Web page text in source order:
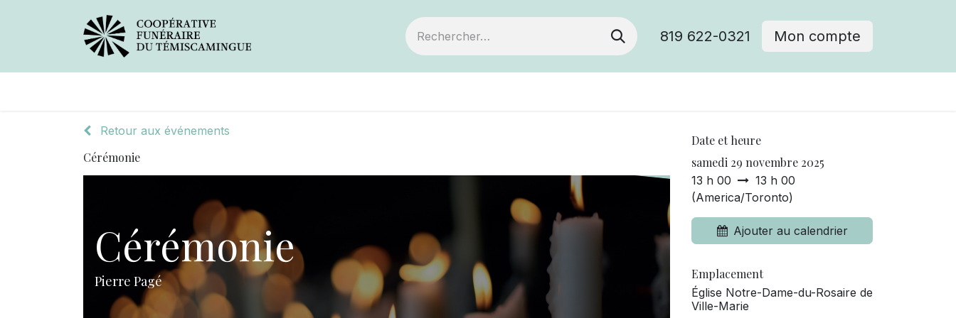
819 622-0321 Mon compte
Retour aux événements
Cérémonie
Cérémonie
Pierre Pagé
Date et heure
samedi 29 novembre 2025
13 h 00
13 h 00
(America/Toronto)
Ajouter au calendrier
Emplacement
Église Notre-Dame-du-Rosaire de
Ville-Marie